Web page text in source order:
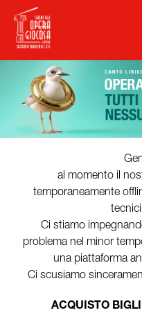
al momento il
temporaneamente
Ci stiamo
problema nel minor
una piattaforma
Ci scusiamo
ACQUISTO